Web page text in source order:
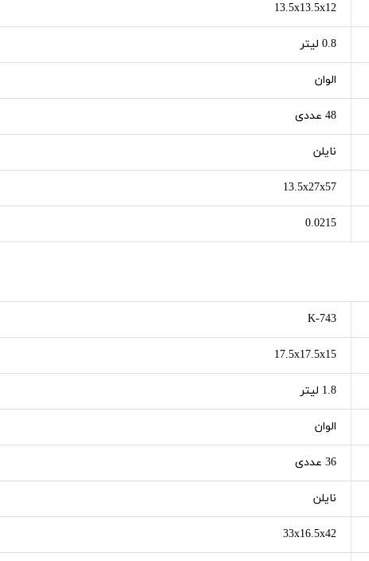
13.5x13.5x12
0.8 لیتر
الوان
48 عددی
نایلن
13.5x27x57
0.0215
K-743
17.5x17.5x15
1.8 لیتر
الوان
36 عددی
نایلن
33x16.5x42